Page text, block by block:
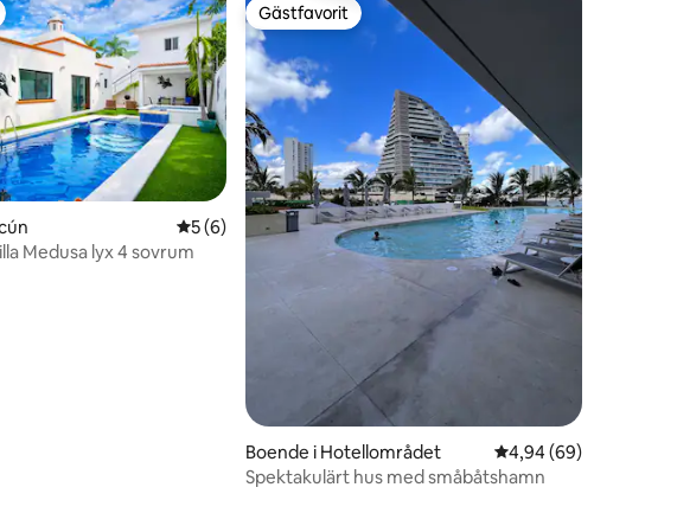
12 omdömen
5 av 5 i genomsnittligt betyg, 6 omdömen
5 (6)
Medusa lyx 4 sovrum
Gästfavorit
Gästfavorit
Boende i Hotellområdet 4,94 av 5 i
4,94 (69)
Spektakulärt hus med småbåtshamn